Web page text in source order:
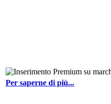
Per saperne di più...